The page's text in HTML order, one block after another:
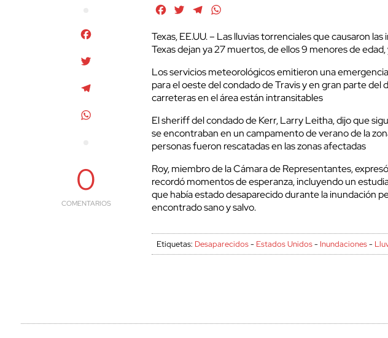
0
COMENTARIOS
FacebookTwitterTelegram
Texas, EE.UU. – Las lluvias torrenciales que causaron
Texas dejan ya 27 muertos, de ellos 9 menores de
Los servicios meteorológicos emitieron una
para el oeste del condado de Travis y en gran parte del
carreteras en el área están intransitables
El sheriff del condado de Kerr, Larry Leitha, dijo que
se encontraban en un campamento de verano de la
personas fueron rescatadas en las zonas afectadas
Roy, miembro de la Cámara de Representantes,
recordó momentos de esperanza, incluyendo un
que había estado desaparecido durante la inundación
encontrado sano y salvo.
Etiquetas: Desaparecidos- Estados Unidos- Inundaciones-